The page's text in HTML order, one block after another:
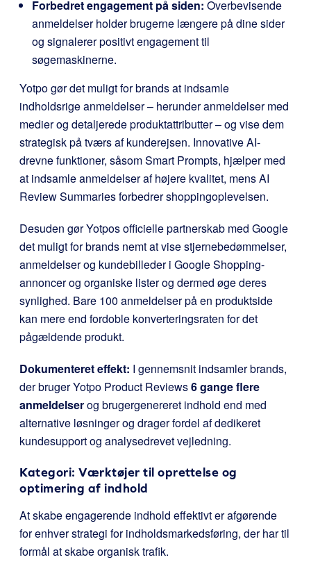
Forbedret engagement på siden: Overbevisende
anmeldelser holder brugerne længere på dine sider
og signalerer positivt engagement til
søgemaskinerne.
Yotpo gør det muligt for brands at indsamle
indholdsrige anmeldelser – herunder anmeldelser med
medier og detaljerede produktattributter – og vise dem
strategisk på tværs af kunderejsen. Innovative AI-
drevne funktioner, såsom Smart Prompts, hjælper med
at indsamle anmeldelser af højere kvalitet, mens AI
Review Summaries forbedrer shoppingoplevelsen.
Desuden gør Yotpos officielle partnerskab med Google
det muligt for brands nemt at vise stjernebedømmelser,
anmeldelser og kundebilleder i Google Shopping-
annoncer og organiske lister og dermed øge deres
synlighed. Bare 100 anmeldelser på en produktside
kan mere end fordoble konverteringsraten for det
pågældende produkt.
Dokumenteret effekt: I gennemsnit indsamler brands,
der bruger Yotpo Product Reviews6 gange flere
anmeldelserog brugergenereret indhold end med
alternative løsninger og drager fordel af dedikeret
kundesupport og analysedrevet vejledning.
Kategori: Værktøjer til oprettelse og
optimering af indhold
At skabe engagerende indhold effektivt er afgørende
for enhver strategi for indholdsmarkedsføring, der har til
formål at skabe organisk trafik.